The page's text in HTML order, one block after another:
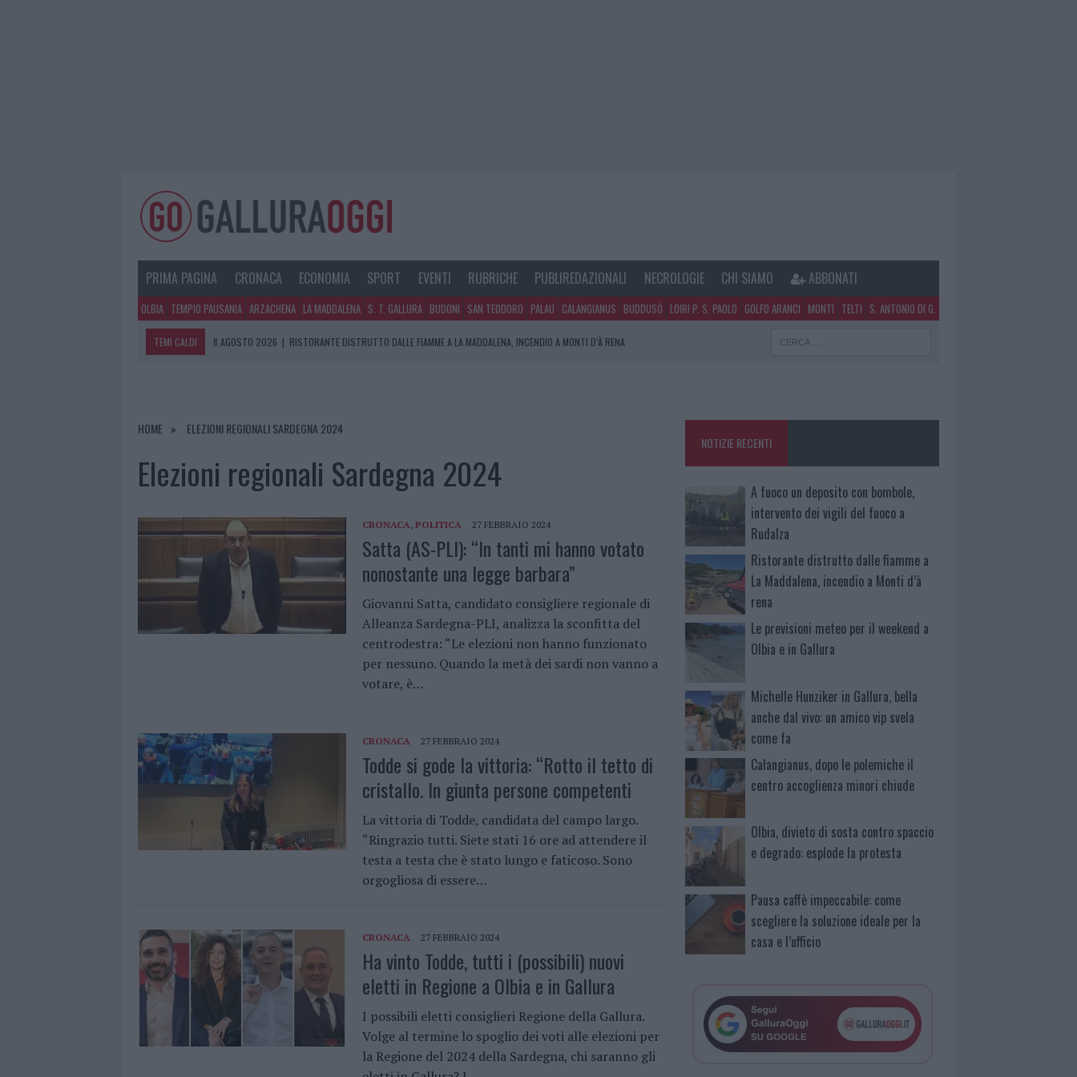
PRIMA PAGINA CRONACA ECONOMIA SPORT EVENTI RUBRICHE PUBLIREDAZIONALI NECROLOGIE CHI SIAMO ABBONATI
OLBIA TEMPIO PAUSANIA ARZACHENA LA MADDALENA S. T. GALLURA BUDONI SAN TEODORO PALAU CALANGIANUS BUDDUSÒ LOIRI P. S. PAOLO GOLFO ARANCI MONTI TELTI S. ANTONIO DI G.
TEMI CALDI 8 AGOSTO 2026 | RISTORANTE DISTRUTTO DALLE FIAMME A LA MADDALENA, INCENDIO A MONTI D’À RENA
7 AGOSTO 2026 |
CALANGIANUS, DOPO LE POLEMICHE IL CENTRO ACCOGLIENZA MINORI CHIUDE
HOME ELEZIONI REGIONALI SARDEGNA 2024
Elezioni regionali Sardegna 2024
CRONACA, POLITICA 27 FEBBRAIO 2024
Satta (AS-PLI): “In tanti mi hanno votato
nonostante una legge barbara”
Giovanni Satta, candidato consigliere regionale di
Alleanza Sardegna-PLI, analizza la sconfitta del
centrodestra: “Le elezioni non hanno funzionato
per nessuno. Quando la metà dei sardi non vanno a
votare, è…
CRONACA 27 FEBBRAIO 2024
Todde si gode la vittoria: “Rotto il tetto di
cristallo. In giunta persone competenti
La vittoria di Todde, candidata del campo largo.
“Ringrazio tutti. Siete stati 16 ore ad attendere il
testa a testa che è stato lungo e faticoso. Sono
orgogliosa di essere…
CRONACA 27 FEBBRAIO 2024
Ha vinto Todde, tutti i (possibili) nuovi
eletti in Regione a Olbia e in Gallura
I possibili eletti consiglieri Regione della Gallura.
Volge al termine lo spoglio dei voti alle elezioni per
la Regione del 2024 della Sardegna, chi saranno gli
NOTIZIE RECENTI
A fuoco un deposito con bombole,
intervento dei vigili del fuoco a
Rudalza
Ristorante distrutto dalle fiamme a
La Maddalena, incendio a Monti d’à
rena
Le previsioni meteo per il weekend a
Olbia e in Gallura
Michelle Hunziker in Gallura, bella
anche dal vivo: un amico vip svela
come fa
Calangianus, dopo le polemiche il
centro accoglienza minori chiude
Olbia, divieto di sosta contro spaccio
e degrado: esplode la protesta
Pausa caffè impeccabile: come
scegliere la soluzione ideale per la
casa e l’ufficio